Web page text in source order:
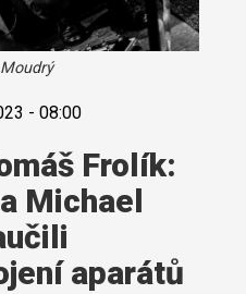
- 08:00
Frolík:
Michael
aparátů